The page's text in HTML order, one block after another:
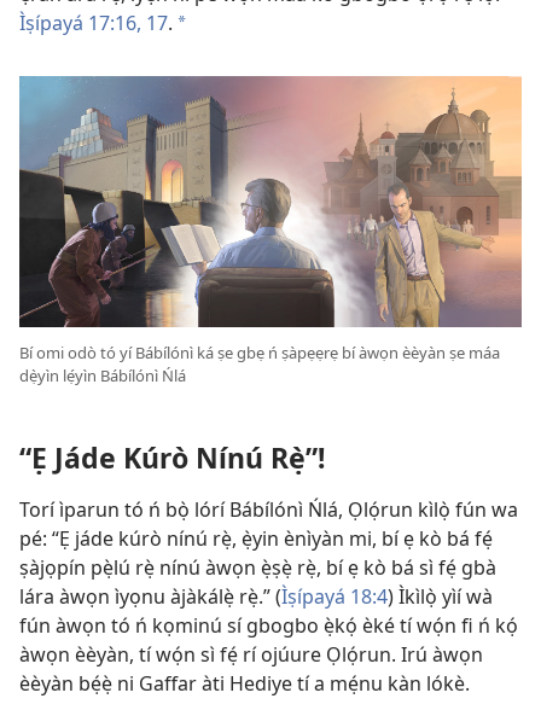
Ìṣípayá 17:16, 17. *
Bí omi odò tó yí Bábílónì ká ṣe gbẹ ń ṣàpẹẹrẹ bí àwọn èèyàn ṣe máa
dẹ̀yìn lẹ́yìn Bábílónì Ńlá
“Ẹ Jáde Kúrò Nínú Rẹ̀”!
Torí ìparun tó ń bọ̀ lórí Bábílónì Ńlá, Ọlọ́run kìlọ̀ fún wa
pé: “Ẹ jáde kúrò nínú rẹ̀, ẹ̀yin ènìyàn mi, bí ẹ kò bá fẹ́
ṣàjọpín pẹ̀lú rẹ̀ nínú àwọn ẹ̀ṣẹ̀ rẹ̀, bí ẹ kò bá sì fẹ́ gbà
lára àwọn ìyọnu àjàkálẹ̀ rẹ̀.” (Ìṣípayá 18:4) Ìkìlọ̀ yìí wà
fún àwọn tó ń kọminú sí gbogbo ẹ̀kọ́ èké tí wọ́n fi ń kọ́
àwọn èèyàn, tí wọ́n sì fẹ́ rí ojúure Ọlọ́run. Irú àwọn
èèyàn bẹ́ẹ̀ ni Gaffar àti Hediye tí a mẹ́nu kàn lókè.